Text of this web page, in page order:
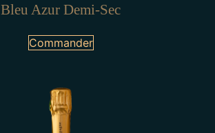
Bleu Azur Demi-Sec
Commander